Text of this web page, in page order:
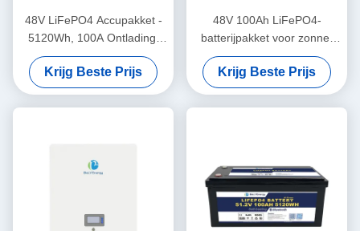
48V LiFePO4 Accupakket -
5120Wh, 100A Ontlading,
IP65 Behuizing
Krijg Beste Prijs
48V 100Ah LiFePO4-
batterijpakket voor zonne-
en off-grid-systemen
Krijg Beste Prijs